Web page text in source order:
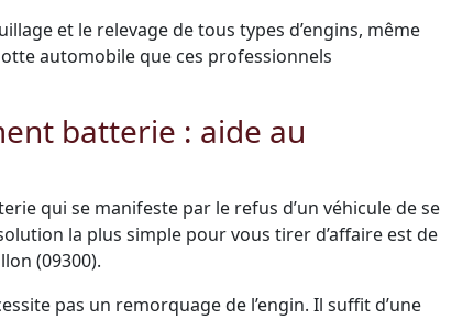
et le relevage de tous types d’engins, même
automobile que ces professionnels
batterie : aide au
qui se manifeste par le refus d’un véhicule de se
la plus simple pour vous tirer d’affaire est de
(09300).
pas un remorquage de l’engin. Il suffit d’une